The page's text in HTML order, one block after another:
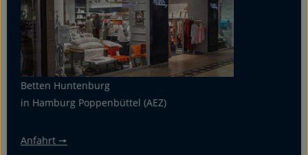
Betten Huntenburg
in Hamburg Poppenbüttel (AEZ)
Anfahrt 🠖